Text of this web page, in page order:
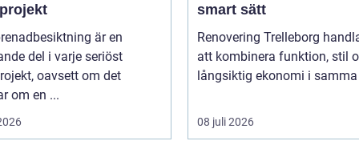
är en
del i varje seriöst
oavsett om det
om en ...
smart sätt
Renovering Trelleborg
att kombinera funktion, stil
långsiktig ekonomi i samma
08 juli 2026